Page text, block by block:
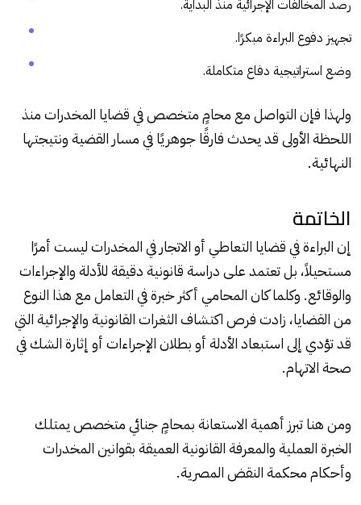
رصد المخالفات الإجرائية منذ البداية.
تجهيز دفوع البراءة مبكرًا.
وضع استراتيجية دفاع متكاملة.
ولهذا فإن التواصل مع محامٍ متخصص في قضايا المخدرات منذ
اللحظة الأولى قد يحدث فارقًا جوهريًا في مسار القضية ونتيجتها
النهائية.
الخاتمة
إن البراءة في قضايا التعاطي أو الاتجار في المخدرات ليست أمرًا
مستحيلاً، بل تعتمد على دراسة قانونية دقيقة للأدلة والإجراءات
والوقائع. وكلما كان المحامي أكثر خبرة في التعامل مع هذا النوع
من القضايا، زادت فرص اكتشاف الثغرات القانونية والإجرائية التي
قد تؤدي إلى استبعاد الأدلة أو بطلان الإجراءات أو إثارة الشك في
صحة الاتهام.
ومن هنا تبرز أهمية الاستعانة بمحامٍ جنائي متخصص يمتلك
الخبرة العملية والمعرفة القانونية العميقة بقوانين المخدرات
وأحكام محكمة النقض المصرية.